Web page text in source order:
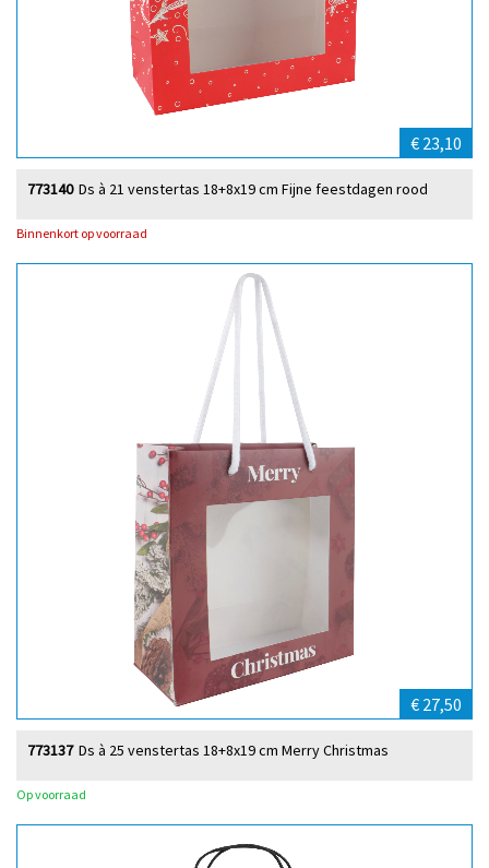
€ 23,10
Ds à 21 venstertas 18+8x19 cm Fijne feestdagen rood
773140
Binnenkort op voorraad
€ 27,50
Ds à 25 venstertas 18+8x19 cm Merry Christmas
773137
Op voorraad